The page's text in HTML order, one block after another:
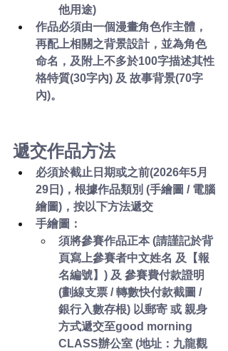
他用途)
作品必須由一個漫畫角色作主體，
再配上相關之背景設計，並為角色
命名，及附上不多於100字描述其性
格特質(30字內) 及 故事背景(70字
內)。
遞交作品方法
必須於截止日期或之前(2026年5月
29日)，根據作品類別 (手繪圖 / 電腦
繪圖)，按以下方法遞交
手繪圖：
須將參賽作品正本 (請謹記於背
頁寫上參賽者中文姓名 及【報
名編號】) 及 參賽費付款證明
(劃線支票 / 轉數快付款截圖 /
銀行入數存根) 以郵寄 或 親身
方式遞交至good morning
CLASS辦公室 (地址：九龍觀